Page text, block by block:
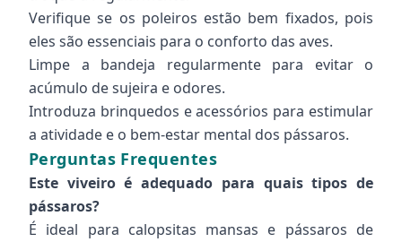
Verifique se os poleiros estão bem fixados, pois
eles são essenciais para o conforto das aves.
Limpe a bandeja regularmente para evitar o
acúmulo de sujeira e odores.
Introduza brinquedos e acessórios para estimular
a atividade e o bem-estar mental dos pássaros.
Perguntas Frequentes
Este viveiro é adequado para quais tipos de
pássaros?
É ideal para calopsitas mansas e pássaros de